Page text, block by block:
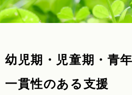
幼児期・児童期・青
一貫性のある支援